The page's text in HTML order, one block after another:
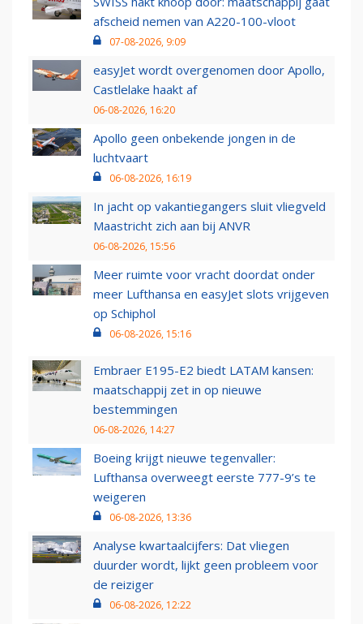
afscheid nemen van A220-100-vloot
07-08-2026, 9:09
easyJet wordt overgenomen door Apollo,
Castlelake haakt af
06-08-2026, 16:20
Apollo geen onbekende jongen in de
luchtvaart
06-08-2026, 16:19
In jacht op vakantiegangers sluit vliegveld
Maastricht zich aan bij ANVR
06-08-2026, 15:56
Meer ruimte voor vracht doordat onder
meer Lufthansa en easyJet slots vrijgeven
op Schiphol
06-08-2026, 15:16
Embraer E195-E2 biedt LATAM kansen:
maatschappij zet in op nieuwe
bestemmingen
06-08-2026, 14:27
Boeing krijgt nieuwe tegenvaller:
Lufthansa overweegt eerste 777-9’s te
weigeren
06-08-2026, 13:36
Analyse kwartaalcijfers: Dat vliegen
duurder wordt, lijkt geen probleem voor
de reiziger
06-08-2026, 12:22